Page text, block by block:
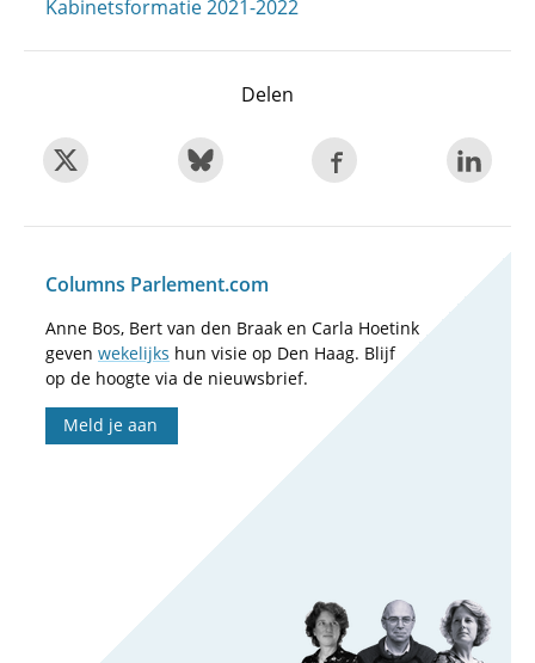
Kabinetsformatie 2021-2022
Delen
Columns Parlement.com
Anne Bos, Bert van den Braak en Carla Hoetink
geven wekelijks hun visie op Den Haag. Blijf
op de hoogte via de nieuwsbrief.
Meld je aan